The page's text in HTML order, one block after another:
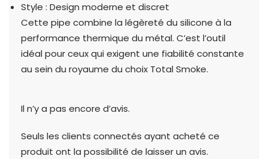
Style : Design moderne et discret
Cette pipe combine la légèreté du silicone à la
performance thermique du métal. C’est l’outil
idéal pour ceux qui exigent une fiabilité constante
au sein du royaume du choix Total Smoke.
Il n’y a pas encore d’avis.
Seuls les clients connectés ayant acheté ce
produit ont la possibilité de laisser un avis.